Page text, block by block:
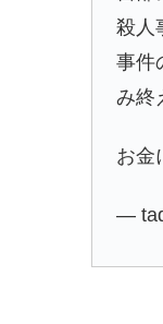
殺人
事件
み終
お金
—